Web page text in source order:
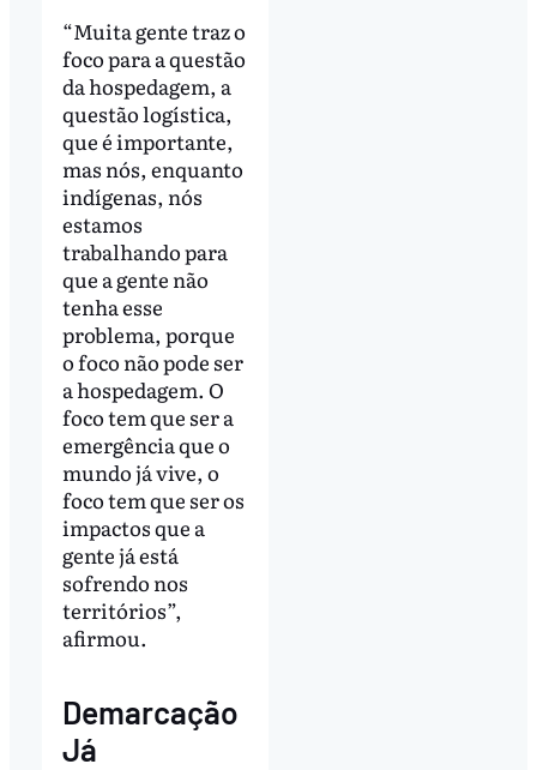
“Muita gente traz o
foco para a questão
da hospedagem, a
questão logística,
que é importante,
mas nós, enquanto
indígenas, nós
estamos
trabalhando para
que a gente não
tenha esse
problema, porque
o foco não pode ser
a hospedagem. O
foco tem que ser a
emergência que o
mundo já vive, o
foco tem que ser os
impactos que a
gente já está
sofrendo nos
territórios”,
afirmou.
Demarcação
Já